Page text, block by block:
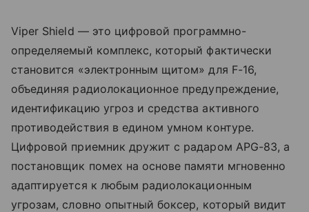
Viper Shield — это цифровой программно-
определяемый комплекс, который фактически
становится «электронным щитом» для F-16,
объединяя радиолокационное предупреждение,
идентификацию угроз и средства активного
противодействия в едином умном контуре.
Цифровой приемник дружит с радаром APG-83, а
постановщик помех на основе памяти мгновенно
адаптируется к любым радиолокационным
угрозам, словно опытный боксер, который видит